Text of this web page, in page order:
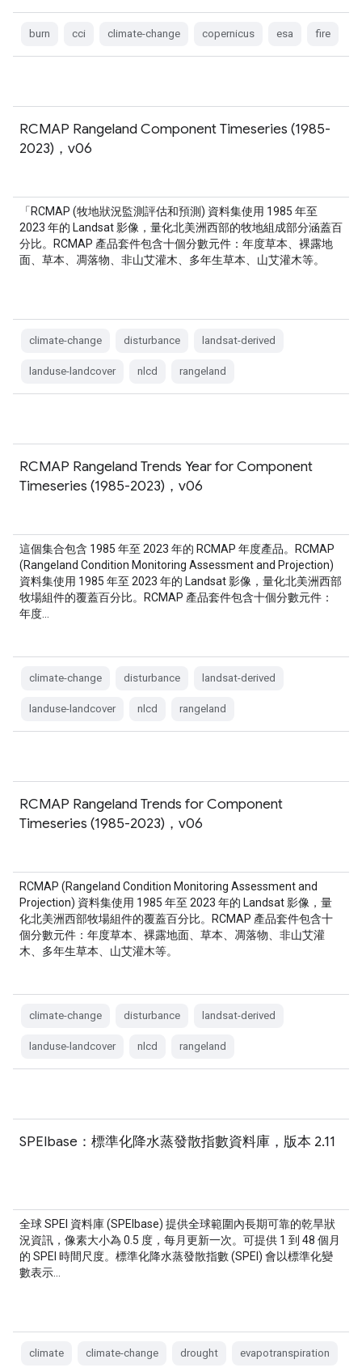
burn cci climate-change copernicus esa fire
RCMAP Rangeland Component Timeseries (1985-
2023)，v06
「RCMAP (牧地狀況監測評估和預測) 資料集使用 1985 年至
2023 年的 Landsat 影像，量化北美洲西部的牧地組成部分涵蓋百
分比。RCMAP 產品套件包含十個分數元件：年度草本、裸露地
面、草本、凋落物、非山艾灌木、多年生草本、山艾灌木等。
climate-change disturbance landsat-derived
landuse-landcover nlcd rangeland
RCMAP Rangeland Trends Year for Component
Timeseries (1985-2023)，v06
這個集合包含 1985 年至 2023 年的 RCMAP 年度產品。RCMAP
(Rangeland Condition Monitoring Assessment and Projection)
資料集使用 1985 年至 2023 年的 Landsat 影像，量化北美洲西部
牧場組件的覆蓋百分比。RCMAP 產品套件包含十個分數元件：
年度…
climate-change disturbance landsat-derived
landuse-landcover nlcd rangeland
RCMAP Rangeland Trends for Component
Timeseries (1985-2023)，v06
RCMAP (Rangeland Condition Monitoring Assessment and
Projection) 資料集使用 1985 年至 2023 年的 Landsat 影像，量
化北美洲西部牧場組件的覆蓋百分比。RCMAP 產品套件包含十
個分數元件：年度草本、裸露地面、草本、凋落物、非山艾灌
木、多年生草本、山艾灌木等。
climate-change disturbance landsat-derived
landuse-landcover nlcd rangeland
SPEIbase：標準化降水蒸發散指數資料庫，版本 2.11
全球 SPEI 資料庫 (SPEIbase) 提供全球範圍內長期可靠的乾旱狀
況資訊，像素大小為 0.5 度，每月更新一次。可提供 1 到 48 個月
的 SPEI 時間尺度。標準化降水蒸發散指數 (SPEI) 會以標準化變
數表示…
climate climate-change drought evapotranspiration